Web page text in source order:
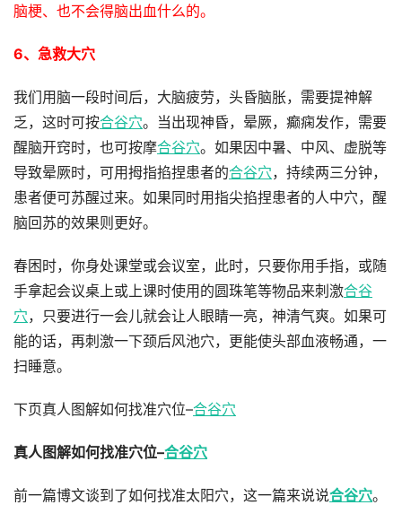
脑梗、也不会得脑出血什么的。
6、急救大穴
我们用脑一段时间后，大脑疲劳，头昏脑胀，需要提神解
乏，这时可按合谷穴。当出现神昏，晕厥，癫痫发作，需要
醒脑开窍时，也可按摩合谷穴。如果因中暑、中风、虚脱等
导致晕厥时，可用拇指掐捏患者的合谷穴，持续两三分钟，
患者便可苏醒过来。如果同时用指尖掐捏患者的人中穴，醒
脑回苏的效果则更好。
春困时，你身处课堂或会议室，此时，只要你用手指，或随
手拿起会议桌上或上课时使用的圆珠笔等物品来刺激合谷
穴，只要进行一会儿就会让人眼睛一亮，神清气爽。如果可
能的话，再刺激一下颈后风池穴，更能使头部血液畅通，一
扫睡意。
下页真人图解如何找准穴位–合谷穴
真人图解如何找准穴位–合谷穴
前一篇博文谈到了如何找准太阳穴，这一篇来说说合谷穴。